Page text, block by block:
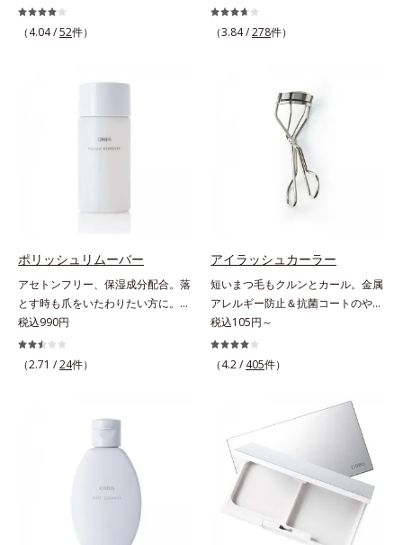
です。肌触りのなめらかさと、ふっ
くらとしたクッション性の高さを実
を使用。肌への負担を軽減し、快適
（4.04 /52件）
に引き立てる、クリームタイプのア
イカラーベースです。アイカラーの
をUPさせます。さらに肌にしっか
り密着して、アイカラーのもちも高
めます。単品使いももちろんOK！
繊細なパールが角度によって瞬き、
目元を立体的に見せてくれます。
（3.84 /278件）
ポリッシュリムーバー
アセトンフリー、保湿成分配合。落
とす時も爪をいたわりたい方に。爪
へのやさしさを考えたネイルリムー
バー（除光液）です。アセトンフリ
ー処方で、さらに6種(*)のネイルケ
リンオレンジ果皮エキス、セイヨウ
葉／茎エキス、ブドウ葉エキス、セ
ンチフォリアバラ花エキス、カミツ
税込990円
（2.71 /24件）
アイラッシュカーラー
短いまつ毛もクルンとカール。金属
アレルギー防止＆抗菌コートのやさ
しさ設計。短いまつげもクルンとカ
ール。まぶたの丸み、目の幅を徹底
研究したオリジナルフレーム。くる
弾力のシリコンゴムを採用しまし
た。金属アレルギー防止＆抗菌コー
ト加工。肌に直接金属が触れないよ
うに配慮しました。
税込105円～
（4.2 / 405件）